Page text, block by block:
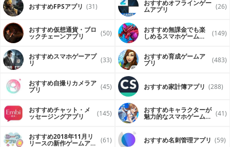
おすすめFPSアプリ (31) おすすめオフラインゲー
ムアプリ (26)
おすすめ仮想通貨・ブロ
ックチェーンアプリ (50) おすすめ無課金でも楽
しめるスマホゲームア (149)
おすすめスマホゲーアプ
リ (33) おすすめ育成ゲームア
プリ (483)
おすすめ自撮りカメラア
プリ (45) おすすめ家計簿アプリ (288)
おすすめチャット・メ
ッセージングアプリ (145) おすすめキャラクターが
魅力的なスマホゲームア (41)
おすすめ2018年11月リ
リースの新作ゲームアプ (61) おすすめ名刺管理アプリ (59)